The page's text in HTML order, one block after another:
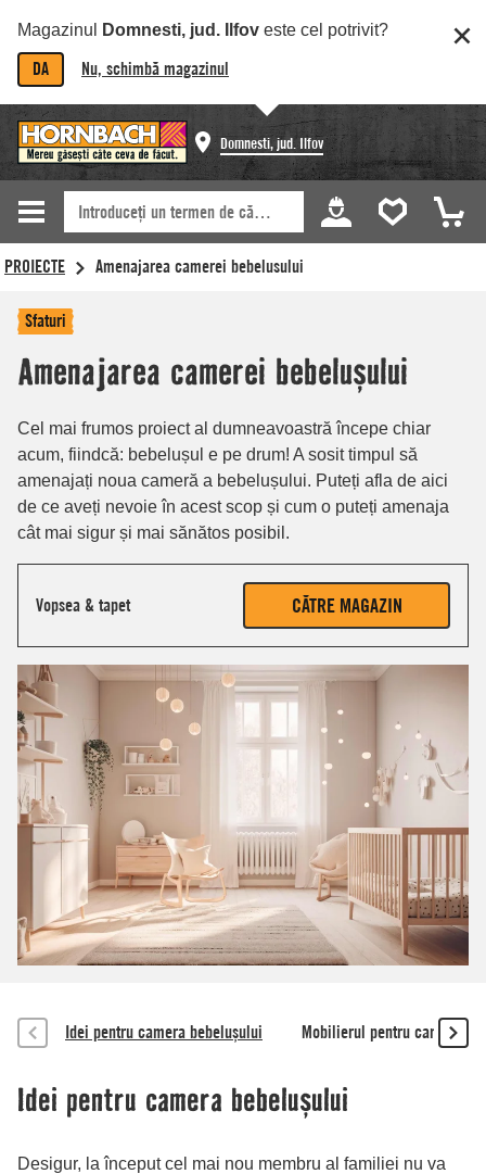
Magazinul Domnesti, jud. Ilfov este cel potrivit?
DA Nu, schimbă magazinul
Domnesti, jud. Ilfov